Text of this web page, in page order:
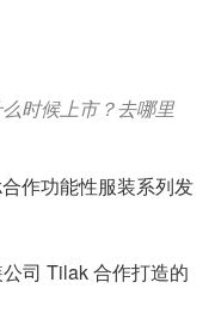
时候上市？去哪里
司 Tilak 合作打造的